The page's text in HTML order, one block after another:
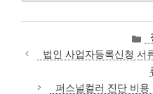
리
법인 사업자등록신청 서
퍼스널컬러 진단 비